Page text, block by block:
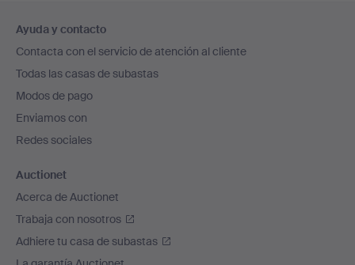
en
el
pie
de
página
Ayuda y contacto
Contacta con el servicio de atención al cliente
Todas las casas de subastas
Modos de pago
Enviamos con
Redes sociales
Auctionet
Acerca de Auctionet
Trabaja con nosotros
Adhiere tu casa de subastas